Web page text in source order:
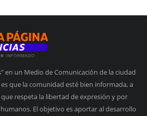
en un Medio de Comunicación de la ciudad
que la comunidad esté bien informada, a
respeta la libertad de expresión y por
El objetivo es aportar al desarrollo